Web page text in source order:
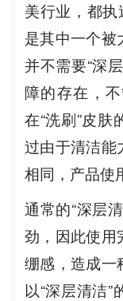
美行业，都执
是其中一个被
并不需要“深
障的存在，
在“洗刷”皮
过由于清洁能
相同，产品使
通常的“深层
劲，因此使用
绷感，造成一
以“深层清洁